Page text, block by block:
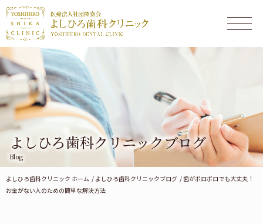
よしひろ歯科クリニックブログ
Blog
よしひろ歯科クリニック ホーム よしひろ歯科クリニックブログ
歯がボロボロでも大丈夫！
お金がない人のための簡単な解決方法